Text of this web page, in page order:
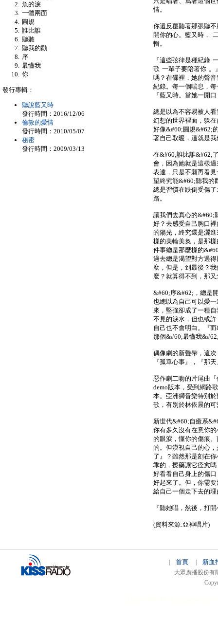
情。
你還反覆聽著那張聽
開你的心。藍又時，
輯。
『這些弦律是種紀錄
歌 一輩子要陪著你 。
嗎？在碟裡，她的聲
紀錄。每一個喘息，
『藍又時。當她一開
總是以為不容易被人
幻想的世界裡面，躲
好像&#60;圓規&#62;
著自己取暖，這就是
在&#60;誰比誰&#62;
會，因為她就是這樣
表達，只是不願再看
望終究能&#60;聽我的
總是習慣在跌倒受傷
路。
讓我們去真心的&#60;
好？去感受自己胸口
的陽光，終究還是灑
樣的美輪美奐，是那
件事總是那麼樣的
過去總是渴望對方過
麼，但是，到最後？
麼？就算得不到，那
&#60;序&#62;，總是
也總以為自己可以愛
來，堅強卻成了一種
不見的淚水，但也或
自己也不會明白。『
那個&#60;最懂我
偶像劇的新聲帶，這
『孤單心事』，『那
惡作劇二吻的片尾曲
demo版本，受到網路
本。亞洲獅音樂特別
歌，有別於林依晨的
新世代&#60;自癒系
你有多久沒有在意你
的眼淚，懂你的傷痕
的。但漠視自己的心
了』？雖然那是刻在
乖的，擦藥讓它痊愈
好看看自己身上的傷
好起來了。但，你需
給自己一個走下去的理
『聽她唱，然後，打
(資料來源:亞神唱片)
魚的淚
一體兩面
圓規
誰比誰
聽聽
聽我的勸
序
最懂我
你
發行專輯：
聽說藍又時
發行時間：2016/12/06
倫敦的愛情
發行時間：2010/05/07
秘密
發行時間：2009/03/13
首頁 新血
大眾廣播股份有